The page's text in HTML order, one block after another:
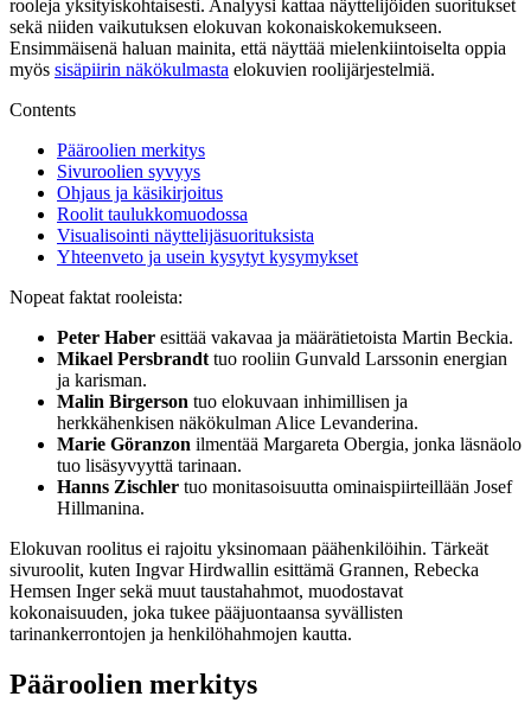
rooleja yksityiskohtaisesti. Analyysi kattaa näyttelijöiden suoritukset
sekä niiden vaikutuksen elokuvan kokonaiskokemukseen.
Ensimmäisenä haluan mainita, että näyttää mielenkiintoiselta oppia
myös sisäpiirin näkökulmasta elokuvien roolijärjestelmiä.
Contents
Pääroolien merkitys
Sivuroolien syvyys
Ohjaus ja käsikirjoitus
Roolit taulukkomuodossa
Visualisointi näyttelijäsuorituksista
Yhteenveto ja usein kysytyt kysymykset
Nopeat faktat rooleista:
Peter Haber esittää vakavaa ja määrätietoista Martin Beckia.
Mikael Persbrandt tuo rooliin Gunvald Larssonin energian
ja karisman.
Malin Birgerson tuo elokuvaan inhimillisen ja
herkkähenkisen näkökulman Alice Levanderina.
Marie Göranzon ilmentää Margareta Obergia, jonka läsnäolo
tuo lisäsyvyyttä tarinaan.
Hanns Zischler tuo monitasoisuutta ominaispiirteillään Josef
Hillmanina.
Elokuvan roolitus ei rajoitu yksinomaan päähenkilöihin. Tärkeät
sivuroolit, kuten Ingvar Hirdwallin esittämä Grannen, Rebecka
Hemsen Inger sekä muut taustahahmot, muodostavat
kokonaisuuden, joka tukee pääjuontaansa syvällisten
tarinankerrontojen ja henkilöhahmojen kautta.
Pääroolien merkitys